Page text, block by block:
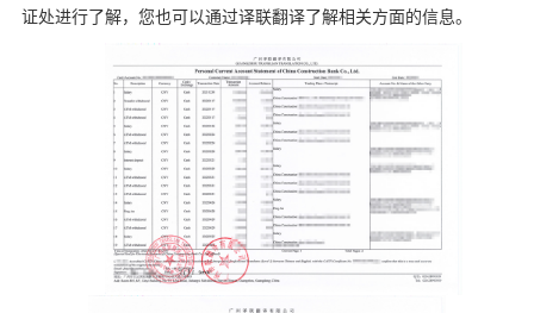
证处进行了解，您也可以通过译联翻译了解相关方面的信息。